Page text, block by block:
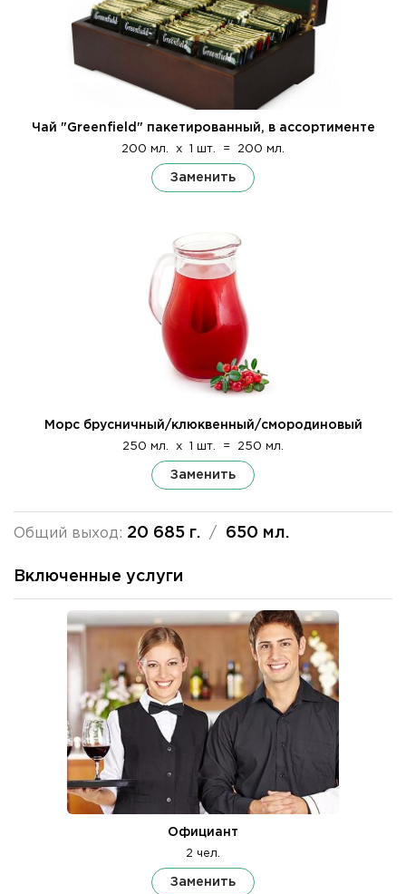
Чай "Greenfield" пакетированный, в ассортименте
200 мл. x 1 шт. = 200 мл.
Заменить
Морс брусничный/клюквенный/смородиновый
250 мл. x 1 шт. = 250 мл.
Заменить
Общий выход: 20 685 г. / 650 мл.
Включенные услуги
Официант
2 чел.
Заменить